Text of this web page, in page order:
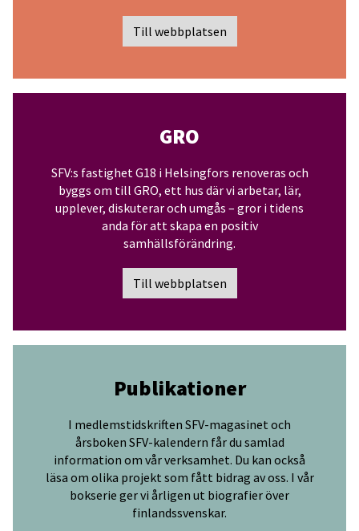
Till webbplatsen
GRO
SFV:s fastighet G18 i Helsingfors renoveras och
byggs om till GRO, ett hus där vi arbetar, lär,
upplever, diskuterar och umgås – gror i tidens
anda för att skapa en positiv
samhällsförändring.
Till webbplatsen
Publikationer
I medlemstidskriften SFV-magasinet och
årsboken SFV-kalendern får du samlad
information om vår verksamhet. Du kan också
läsa om olika projekt som fått bidrag av oss. I vår
bokserie ger vi årligen ut biografier över
finlandssvenskar.